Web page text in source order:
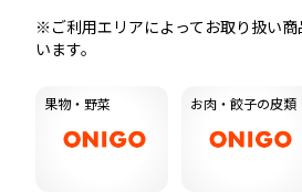
※ご利用エリアによってお取り扱い
います。
果物・野菜 お肉・餃子の皮類